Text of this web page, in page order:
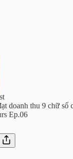
doanh thu 9 chữ số
Ep.06